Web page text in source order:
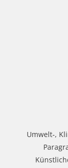
Umwelt‑,